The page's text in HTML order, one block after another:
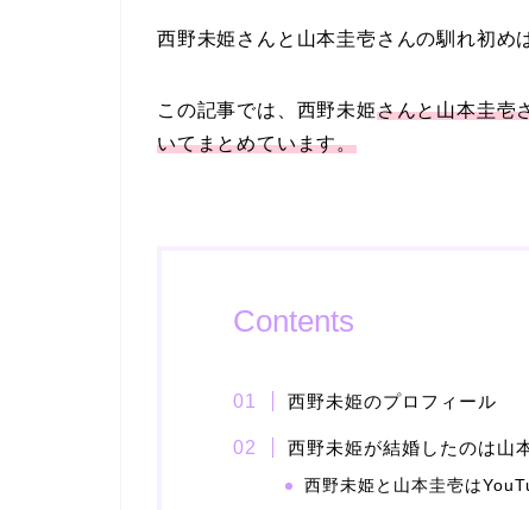
西野未姫さんと山本圭壱さんの馴れ初め
この記事では、西野未姫さんと山本圭壱
いてまとめています。
Contents
西野未姫のプロフィール
西野未姫が結婚したのは山
西野未姫と山本圭壱は